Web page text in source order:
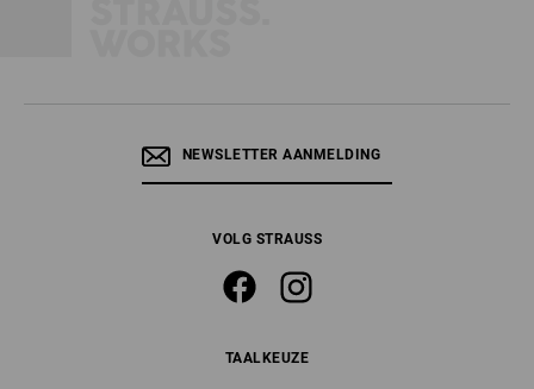
NEWSLETTER AANMELDING
VOLG STRAUSS
TAALKEUZE